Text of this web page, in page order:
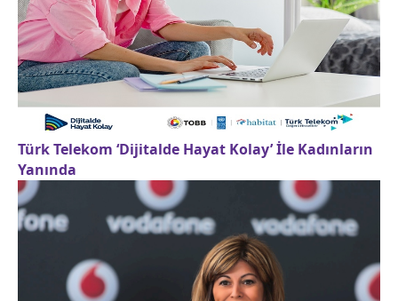
Türk Telekom ‘Dijitalde Hayat Kolay’ İle Kadınların
Yanında